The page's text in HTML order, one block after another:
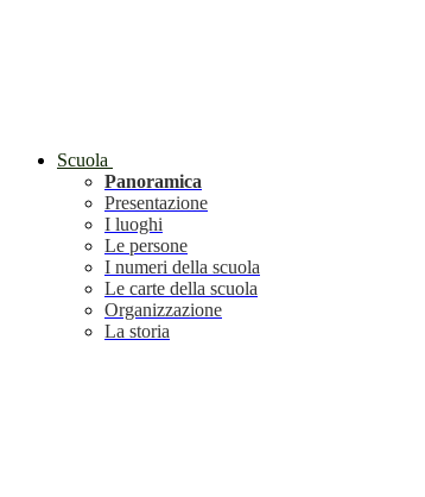
Scuola
Panoramica
Presentazione
I luoghi
Le persone
I numeri della scuola
Le carte della scuola
Organizzazione
La storia